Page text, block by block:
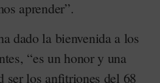
aprender”.
dado la bienvenida a los
“es un honor y una
ser los anfitriones del 68